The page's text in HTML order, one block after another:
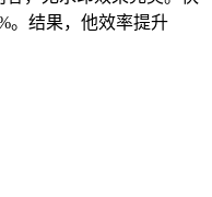
。结果，他效率提升